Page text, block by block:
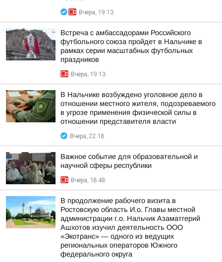
Вчера, 19:13
Встреча с амбассадорами Российского
футбольного союза пройдет в Нальчике в
рамках серии масштабных футбольных
праздников
Вчера, 19:13
В Нальчике возбуждено уголовное дело в
отношении местного жителя, подозреваемого
в угрозе применения физической силы в
отношении представителя власти
Вчера, 22:18
Важное событие для образовательной и
научной сферы республики
Вчера, 18:48
В продолжение рабочего визита в
Ростовскую область И.о. Главы местной
администрации г.о. Нальчик Азаматгерий
Ашхотов изучил деятельность ООО
«Экотранс» — одного из ведущих
региональных операторов Южного
федерального округа